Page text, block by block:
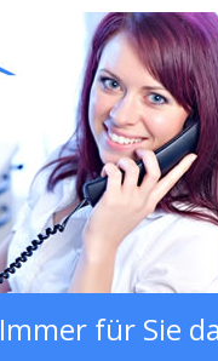
Immer für Sie